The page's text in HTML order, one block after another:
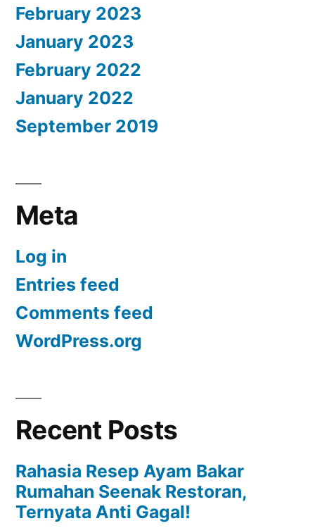
February 2023
January 2023
February 2022
January 2022
September 2019
Meta
Log in
Entries feed
Comments feed
WordPress.org
Recent Posts
Rahasia Resep Ayam Bakar
Rumahan Seenak Restoran,
Ternyata Anti Gagal!